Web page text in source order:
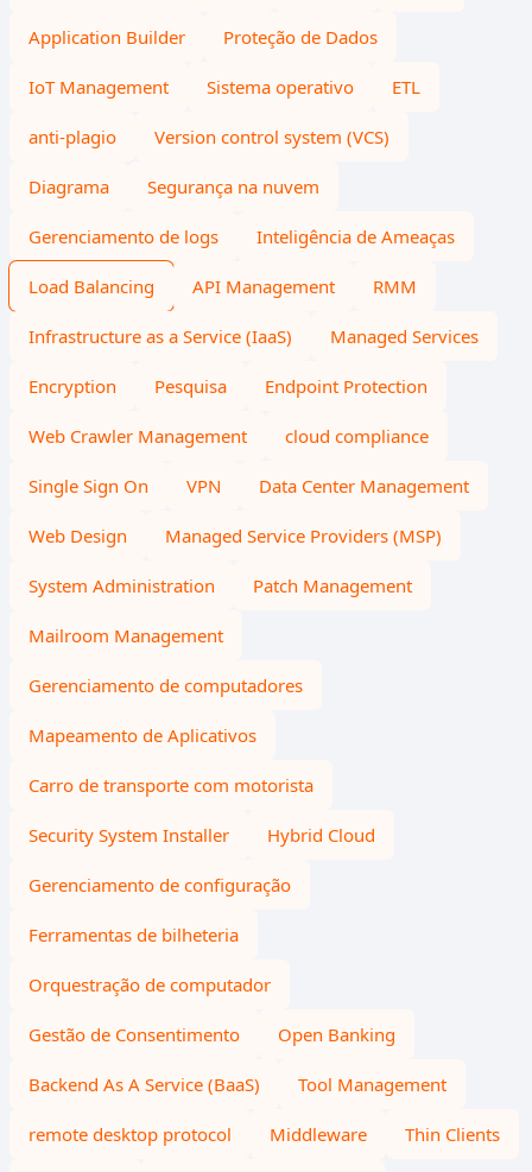
Application Builder Proteção de Dados
IoT Management Sistema operativo ETL
anti-plagio Version control system (VCS)
Diagrama Segurança na nuvem
Gerenciamento de logs Inteligência de Ameaças
Load Balancing API Management RMM
Infrastructure as a Service (IaaS) Managed Services
Encryption Pesquisa Endpoint Protection
Web Crawler Management cloud compliance
Single Sign On VPN Data Center Management
Web Design Managed Service Providers (MSP)
System Administration Patch Management
Mailroom Management
Gerenciamento de computadores
Mapeamento de Aplicativos
Carro de transporte com motorista
Security System Installer Hybrid Cloud
Gerenciamento de configuração
Ferramentas de bilheteria
Orquestração de computador
Gestão de Consentimento Open Banking
Backend As A Service (BaaS) Tool Management
remote desktop protocol Middleware Thin Clients